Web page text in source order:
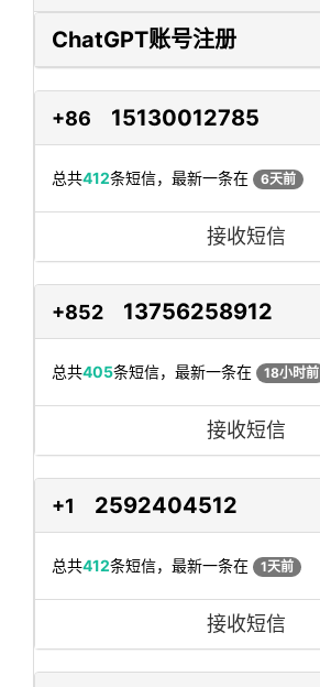
ChatGPT账号注册
+86 15130012785
总共412条短信，最新一条在 6天前
接收短信
+852 13756258912
总共405条短信，最新一条在 18小时前
接收短信
+1 2592404512
总共412条短信，最新一条在 1天前
接收短信